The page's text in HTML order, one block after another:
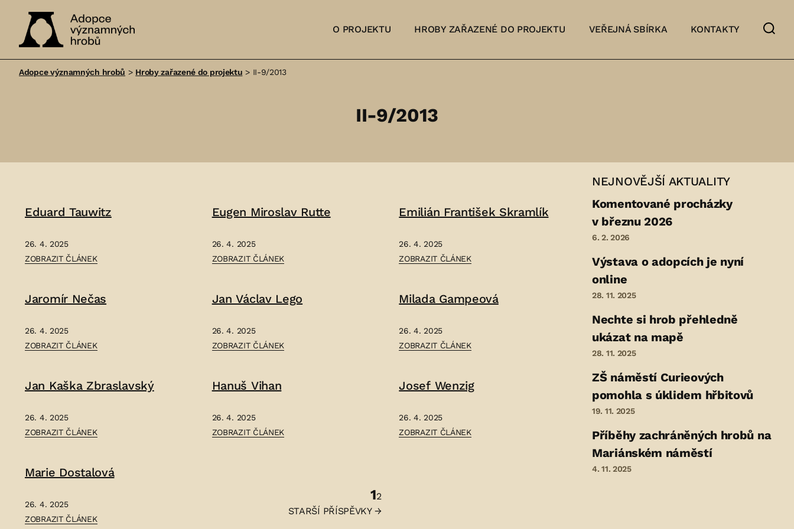
významných
O PROJEKTU HROBY ZAŘAZENÉ DO PROJEKTU VEŘEJNÁ SBÍRKA KONTAKTY
Adopce významných hrobů > Hroby zařazené do projektu > II-9/2013
II-9/2013
Eduard Tauwitz
26. 4. 2025
ČLÁNEK:
–
ZOBRAZIT ČLÁNEK
Eugen Miroslav Rutte
26. 4. 2025
ČLÁNEK:
RUTTE
ZOBRAZIT ČLÁNEK
Emilián František Skramlík
26. 4. 2025
ČLÁNEK:
SKRAMLÍK
ZOBRAZIT ČLÁNEK
Jaromír Nečas
26. 4. 2025
ČLÁNEK:
–
ZOBRAZIT ČLÁNEK
Jan Václav Lego
26. 4. 2025
ČLÁNEK:
LEGO
ZOBRAZIT ČLÁNEK
Milada Gampeová
26. 4. 2025
ČLÁNEK:
–
ZOBRAZIT ČLÁNEK
Jan Kaška Zbraslavský
26. 4. 2025
ČLÁNEK:
ZBRASLAVSKÝ
ZOBRAZIT ČLÁNEK
Hanuš Vihan
26. 4. 2025
ČLÁNEK:
ZOBRAZIT ČLÁNEK
Josef Wenzig
26. 4. 2025
ČLÁNEK:
ZOBRAZIT ČLÁNEK
Marie Dostalová
26. 4. 2025
ČLÁNEK:
ZOBRAZIT ČLÁNEK
Stránkování
12
STARŠÍ PŘÍSPĚVKY →
NEJNOVĚJŠÍ AKTUALITY
Komentované procházky
v březnu 2026
6. 2. 2026
Výstava o adopcích je nyní
online
28. 11. 2025
Nechte si hrob přehledně
ukázat na mapě
28. 11. 2025
ZŠ náměstí Curieových
pomohla s úklidem hřbitovů
19. 11. 2025
Příběhy zachráněných hrobů na
Mariánském náměstí
4. 11. 2025